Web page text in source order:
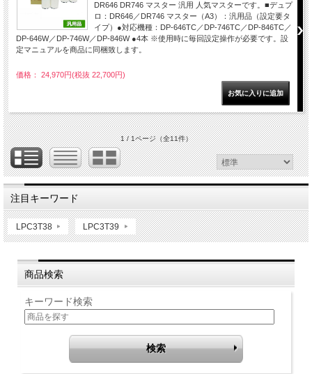
DR646 DR746 マスター 汎用 人気マスターです。■デュプ
ロ：DR646／DR746 マスター（A3）：汎用品（設定要タ
イプ）●対応機種：DP-646TC／DP-746TC／DP-846TC／
DP-646W／DP-746W／DP-846W ●4本 ※使用時に毎回設定操作が必要です。設
定マニュアルを商品に同梱致します。
価格： 24,970円(税抜 22,700円)
1 / 1ページ（全11件）
注目キーワード
LPC3T38 LPC3T39
商品検索
キーワード検索